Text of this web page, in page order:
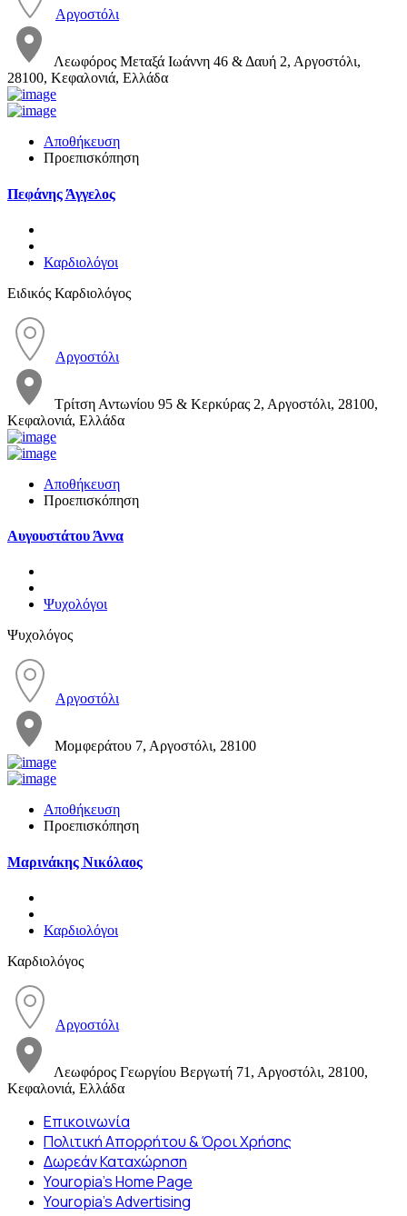
Αργοστόλι
Λεωφόρος Μεταξά Ιωάννη 46 & Δαυή 2, Αργοστόλι,
28100, Κεφαλονιά, Ελλάδα
Αποθήκευση
Προεπισκόπηση
Πεφάνης Άγγελος
Καρδιολόγοι
Ειδικός Καρδιολόγος
Αργοστόλι
Τρίτση Αντωνίου 95 & Κερκύρας 2, Αργοστόλι, 28100,
Κεφαλονιά, Ελλάδα
Αποθήκευση
Προεπισκόπηση
Αυγουστάτου Άννα
Ψυχολόγοι
Ψυχολόγος
Αργοστόλι
Μομφεράτου 7, Αργοστόλι, 28100
Αποθήκευση
Προεπισκόπηση
Μαρινάκης Νικόλαος
Καρδιολόγοι
Καρδιολόγος
Αργοστόλι
Λεωφόρος Γεωργίου Βεργωτή 71, Αργοστόλι, 28100,
Κεφαλονιά, Ελλάδα
Επικοινωνία
Πολιτική Απορρήτου & Όροι Χρήσης
Δωρεάν Καταχώρηση
Youropia’s Home Page
Youropia’s Advertising